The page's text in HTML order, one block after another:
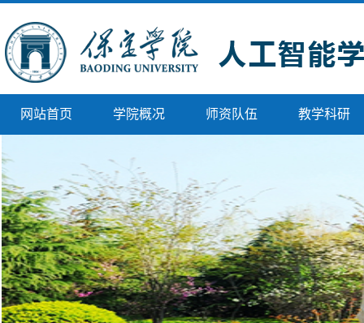
网站首页 学院概况 师资队伍 教学科研